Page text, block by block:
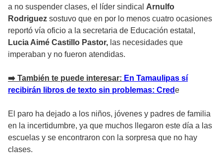
a no suspender clases, el líder sindical Arnulfo
Rodriguez sostuvo que en por lo menos cuatro ocasiones
reportó vía oficio a la secretaria de Educación estatal,
Lucia Aimé Castillo Pastor, las necesidades que
imperaban y no fueron atendidas.
➡️ También te puede interesar: En Tamaulipas sí
recibirán libros de texto sin problemas: Crede
El paro ha dejado a los niños, jóvenes y padres de familia
en la incertidumbre, ya que muchos llegaron este día a las
escuelas y se encontraron con la sorpresa que no hay
clases.